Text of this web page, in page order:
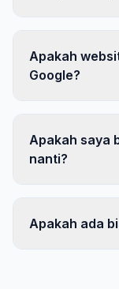
Apakah
Google?
Apakah saya
nanti?
Apakah ada